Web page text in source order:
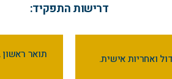
דרישות התפקיד:
ואחריות אישית.
תואר ראשון